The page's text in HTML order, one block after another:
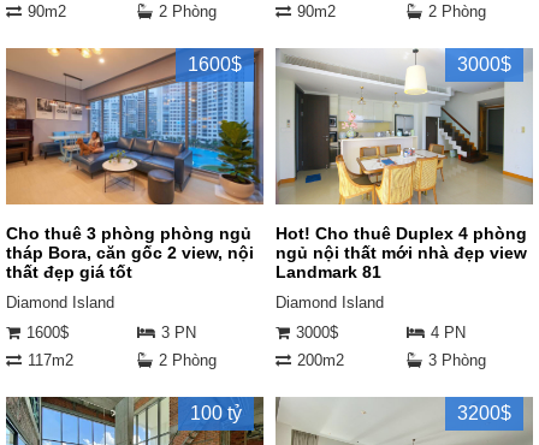
90m2
2 Phòng
90m2
2 Phòng
1600$
Cho thuê 3 phòng phòng ngủ
tháp Bora, căn gốc 2 view, nội
thất đẹp giá tốt
Diamond Island
1600$
3 PN
117m2
2 Phòng
3000$
Hot! Cho thuê Duplex 4 phòng
ngủ nội thất mới nhà đẹp view
Landmark 81
Diamond Island
3000$
4 PN
200m2
3 Phòng
100 tỷ 3200$